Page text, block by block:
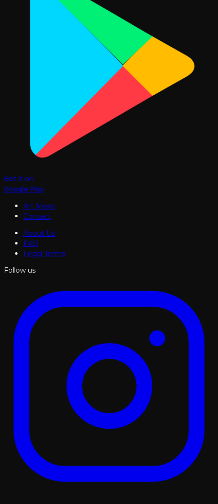
Get it on
Google Play
Art News
Contact
About Us
FAQ
Legal Terms
Follow us